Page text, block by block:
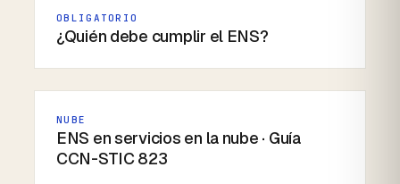
OBLIGATORIO
¿Quién debe cumplir el ENS?
NUBE
ENS en servicios en la nube · Guía
CCN-STIC 823